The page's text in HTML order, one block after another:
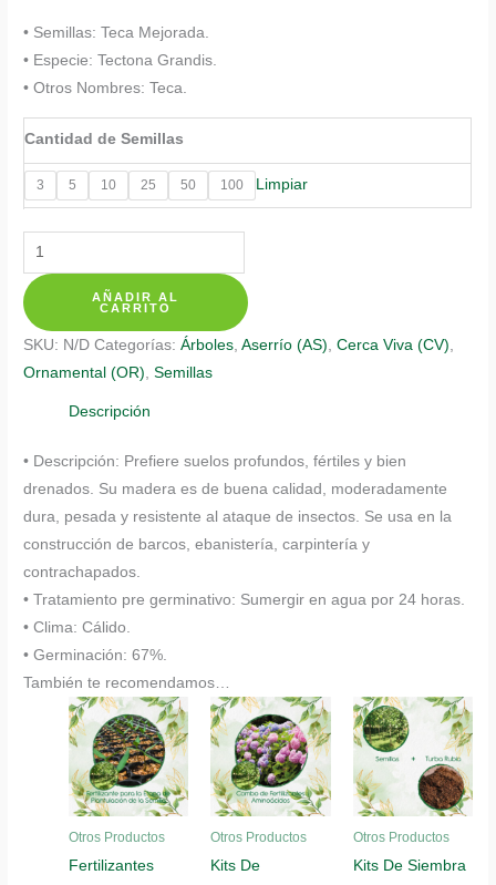
• Semillas: Teca Mejorada.
• Especie: Tectona Grandis.
• Otros Nombres: Teca.
Cantidad de Semillas
3 5 10 25 50 100 Limpiar
Semillas
Orgánicas
De
Árbol
Teca
Mejorada
cantidad
AÑADIR AL
CARRITO
SKU: N/D Categorías:Árboles ,Aserrío (AS) ,Cerca Viva (CV)
Ornamental (OR) ,Semillas
Descripción
• Descripción: Prefiere suelos profundos, fértiles y bien
drenados. Su madera es de buena calidad, moderadamente
dura, pesada y resistente al ataque de insectos. Se usa en la
construcción de barcos, ebanistería, carpintería y
contrachapados.
• Tratamiento pre germinativo: Sumergir en agua por 24 horas.
• Clima: Cálido.
• Germinación: 67%.
También te recomendamos…
Otros Productos
Fertilizantes
Otros Productos
Kits De
Otros Productos
Kits De Siembra